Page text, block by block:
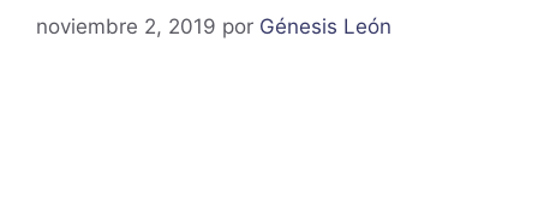
noviembre 2, 2019 por Génesis León